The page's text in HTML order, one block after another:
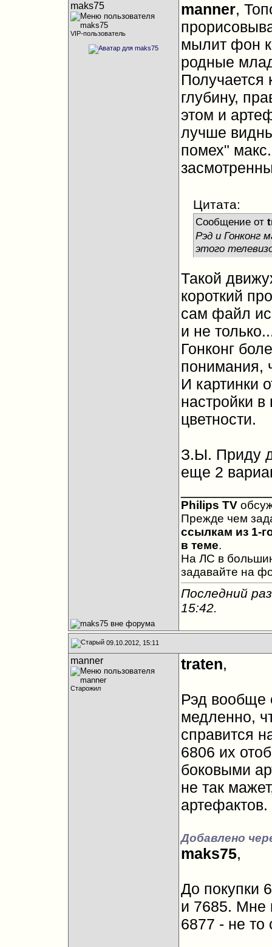
maks75
VIP-пользователь
manner,
мылит фон
родные
Получается
глубину,
этом и
лучше
помех"
Цитата:
Сообщение от
Рэд и Гонконг
этого
Такой
короткий
сам файл
и не
Гонконг
понимания,
И картинки
настройки
цветности.
З.Ы. Приду
еще 2
Philips TV
Прежде чем
ссылкам из 1-
в теме.
На ЛС в
задавайте на
Последний
15:42.
09.10.2012, 15:11
manner
Старожил
traten,
Рэд вообще
медленно,
справится
6806 их
боковыми
не так
Добавлено
maks75,
До покупки
и 7685. Мне
6877 - не то